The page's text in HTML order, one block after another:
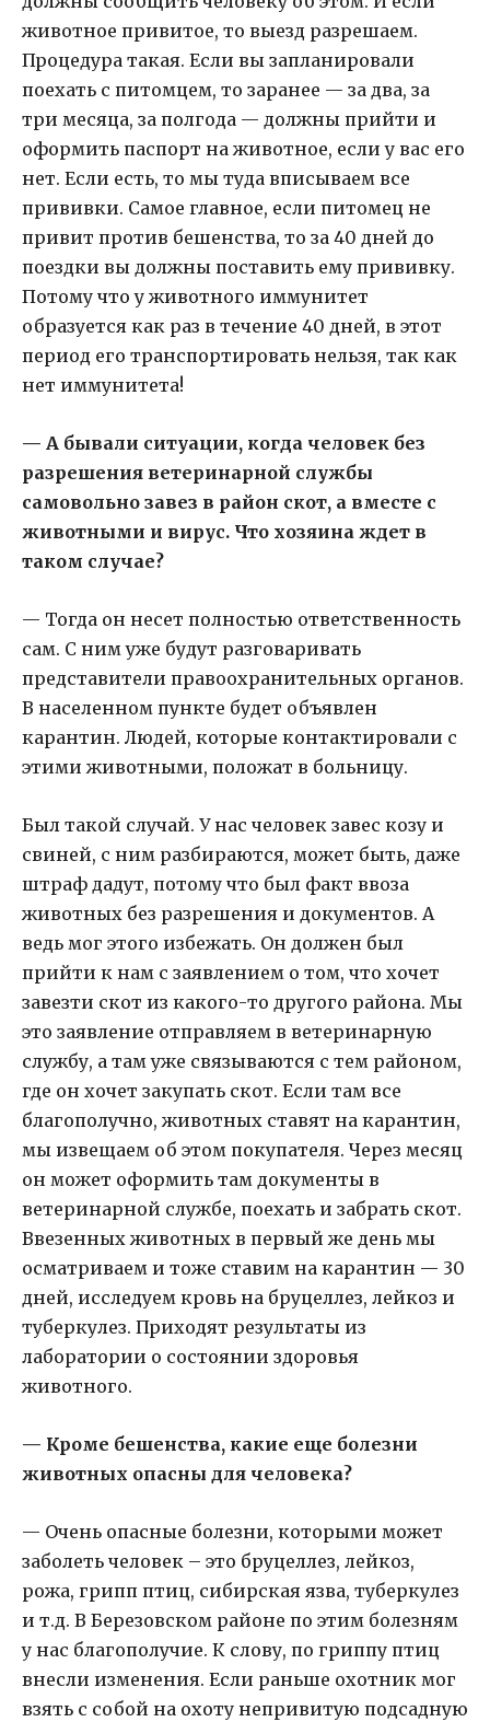
животное привитое, то выезд разрешаем.
Процедура такая. Если вы запланировали
поехать с питомцем, то заранее — за два, за
три месяца, за полгода — должны прийти и
оформить паспорт на животное, если у вас его
нет. Если есть, то мы туда вписываем все
прививки. Самое главное, если питомец не
привит против бешенства, то за 40 дней до
поездки вы должны поставить ему прививку.
Потому что у животного иммунитет
образуется как раз в течение 40 дней, в этот
период его транспортировать нельзя, так как
нет иммунитета!
— А бывали ситуации, когда человек без
разрешения ветеринарной службы
самовольно завез в район скот, а вместе с
животными и вирус. Что хозяина ждет в
таком случае?
— Тогда он несет полностью ответственность
сам. С ним уже будут разговаривать
представители правоохранительных органов.
В населенном пункте будет объявлен
карантин. Людей, которые контактировали с
этими животными, положат в больницу.
Был такой случай. У нас человек завес козу и
свиней, с ним разбираются, может быть, даже
штраф дадут, потому что был факт ввоза
животных без разрешения и документов. А
ведь мог этого избежать. Он должен был
прийти к нам с заявлением о том, что хочет
завезти скот из какого-то другого района. Мы
это заявление отправляем в ветеринарную
службу, а там уже связываются с тем районом,
где он хочет закупать скот. Если там все
благополучно, животных ставят на карантин,
мы извещаем об этом покупателя. Через месяц
он может оформить там документы в
ветеринарной службе, поехать и забрать скот.
Ввезенных животных в первый же день мы
осматриваем и тоже ставим на карантин — 30
дней, исследуем кровь на бруцеллез, лейкоз и
туберкулез. Приходят результаты из
лаборатории о состоянии здоровья
животного.
— Кроме бешенства, какие еще болезни
животных опасны для человека?
— Очень опасные болезни, которыми может
заболеть человек – это бруцеллез, лейкоз,
рожа, грипп птиц, сибирская язва, туберкулез
и т.д. В Березовском районе по этим болезням
у нас благополучие. К слову, по гриппу птиц
внесли изменения. Если раньше охотник мог
взять с собой на охоту непривитую подсадную